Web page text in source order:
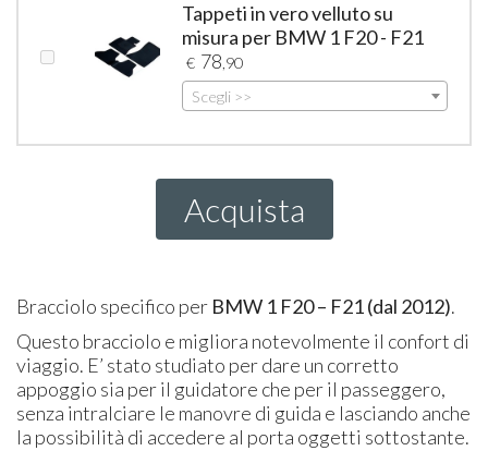
Tappeti in vero velluto su
misura per BMW 1 F20 - F21
€ 78 ,90
Scegli >>
Acquista
Bracciolo specifico per BMW 1 F20 – F21 (dal 2012).
Questo bracciolo e migliora notevolmente il confort di
viaggio. E’ stato studiato per dare un corretto
appoggio sia per il guidatore che per il passeggero,
senza intralciare le manovre di guida e lasciando anche
la possibilità di accedere al porta oggetti sottostante.